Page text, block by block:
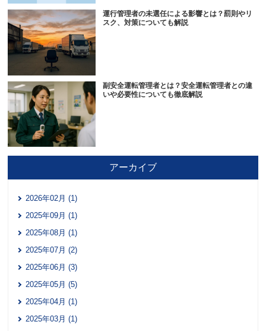
運行管理者の未選任による影響とは？罰則やリ
スク、対策についても解説
副安全運転管理者とは？安全運転管理者との違
いや必要性についても徹底解説
アーカイブ
2026年02月 (1)
2025年09月 (1)
2025年08月 (1)
2025年07月 (2)
2025年06月 (3)
2025年05月 (5)
2025年04月 (1)
2025年03月 (1)